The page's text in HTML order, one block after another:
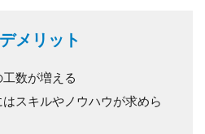
メリット
数が増える
スキルやノウハウが求めら